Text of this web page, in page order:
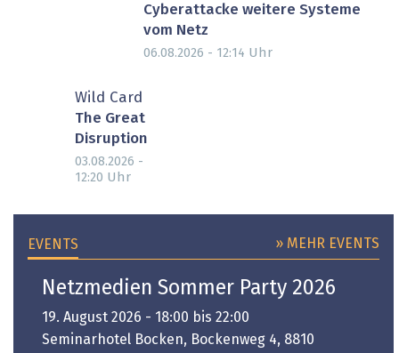
Cyberattacke weitere Systeme
vom Netz
06.08.2026 - 12:14 Uhr
Wild Card
The Great
Disruption
03.08.2026 -
12:20 Uhr
EVENTS » MEHR EVENTS
Netzmedien Sommer Party 2026
19. August 2026 - 18:00 bis 22:00
Seminarhotel Bocken, Bockenweg 4, 8810